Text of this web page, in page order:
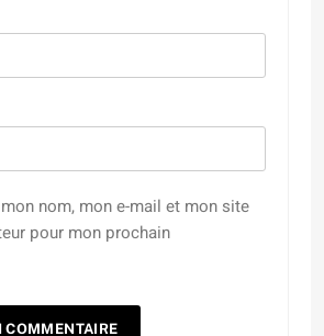
nom, mon e-mail et mon site
pour mon prochain